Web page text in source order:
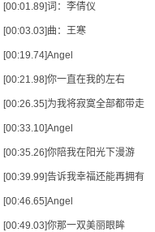
[00:01.89]词：李倩仪
[00:03.03]曲：王寒
[00:19.74]Angel
[00:21.98]你一直在我的左右
[00:26.35]为我将寂寞全部都带走
[00:33.10]Angel
[00:35.26]你陪我在阳光下漫游
[00:39.99]告诉我幸福还能再拥有
[00:46.65]Angel
[00:49.03]你那一双美丽眼眸